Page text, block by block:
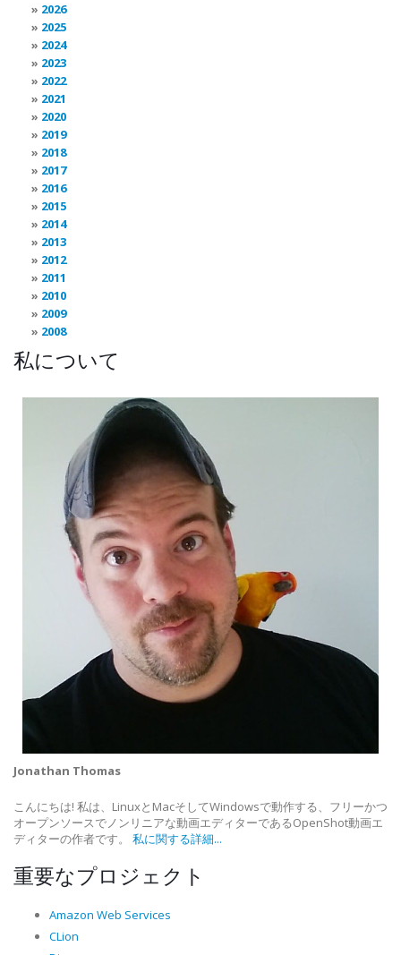
2026
2025
2024
2023
2022
2021
2020
2019
2018
2017
2016
2015
2014
2013
2012
2011
2010
2009
2008
私について
Jonathan Thomas
こんにちは! 私は、LinuxとMacそしてWindowsで動作する、フリーかつ
オープンソースでノンリニアな動画エディターであるOpenShot動画エ
ディターの作者です。 私に関する詳細...
重要なプロジェクト
Amazon Web Services
CLion